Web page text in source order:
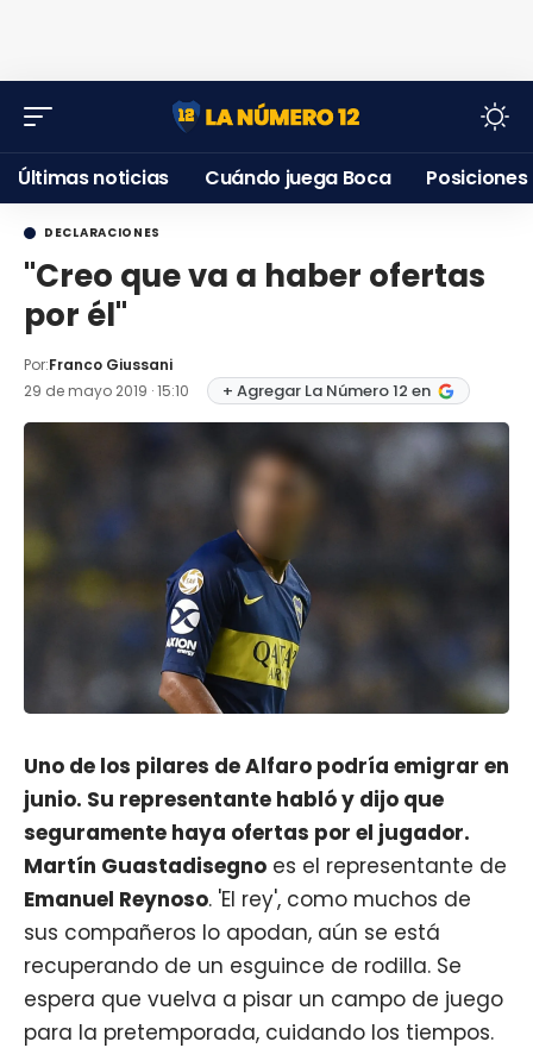
Últimas noticias Cuándo juega Boca Posiciones
DECLARACIONES
"Creo que va a haber ofertas
por él''
Por:Franco Giussani
29 de mayo 2019 · 15:10
+ Agregar La Número 12 en
Uno de los pilares de Alfaro podría emigrar en
junio. Su representante habló y dijo que
seguramente haya ofertas por el jugador.
Martín Guastadisegno es el representante de
Emanuel Reynoso. 'El rey', como muchos de
sus compañeros lo apodan, aún se está
recuperando de un esguince de rodilla. Se
espera que vuelva a pisar un campo de juego
para la pretemporada, cuidando los tiempos.